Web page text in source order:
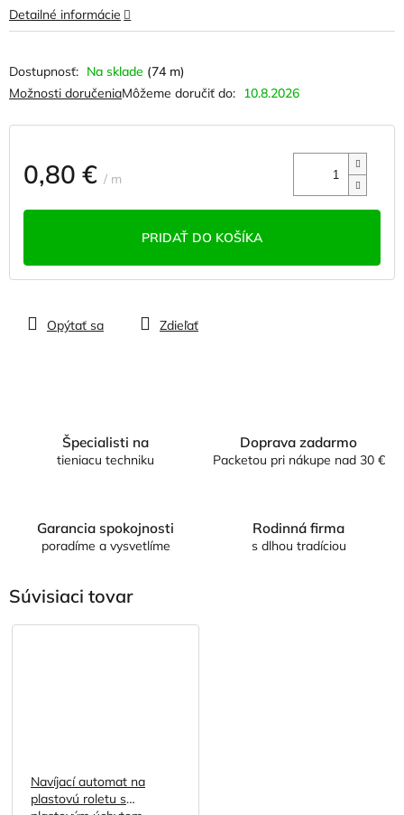
Na sklade (74 m)
Môžeme doručiť do: 10.8.2026
Možnosti doručenia
0,80 € / m
PRIDAŤ DO KOŠÍKA
Detailné informácie
Opýtať sa Zdieľať
Špecialisti na
tieniacu techniku
Doprava zadarmo
Packetou pri nákupe nad 30 €
Garancia spokojnosti
poradíme a vysvetlíme
Rodinná firma
s dlhou tradíciou
Súvisiaci tovar
Navíjací automat na
plastovú roletu s